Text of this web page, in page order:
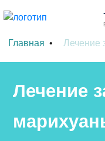
Главная Лечение
Лечение